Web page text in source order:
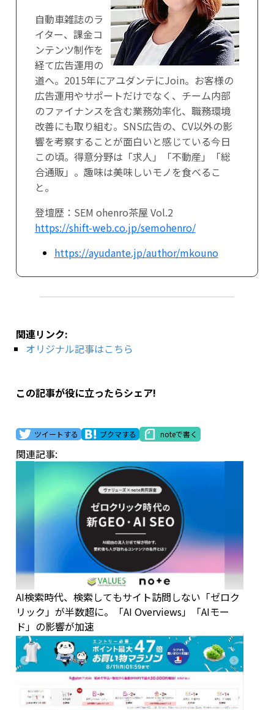
自動車雑誌のラ
イター、課金コ
ンテンツ制作を
経て広告運用の
道へ。2015年にアユダンテにJoin。お客様の
広告運用やサポートだけでなく、チーム内部
のファイナンスを含む業務効率化、職務環境
改善にも取り組む。SNS広告の、CV以外の影
響を考察することが面白いと感じている今日
この頃。得意分野は「求人」「不動産」「総
合通販」。趣味は美味しいモノを食べるこ
と。
登壇歴：SEM ohenro茶屋 Vol.2
https://shift-web.co.jp/semohenro/
https://ayudante.jp/author/mkouno
関連リンク:
オリジナル記事はこちら
この記事が役に立ったらシェア!
ツイートする ブクマする noteで書く
関連記事:
AI検索時代、検索してもサイト訪問しない「ゼロク
リック」が半数超に。「AI Overviews」「AIモー
ド」の影響が加速